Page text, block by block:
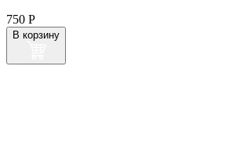
750 Р
В корзину